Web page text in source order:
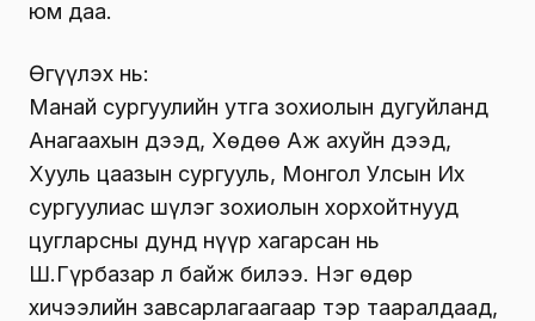
юм даа.
Өгүүлэх нь:
Манай сургуулийн утга зохиолын дугуйланд
Анагаахын дээд, Хөдөө Аж ахуйн дээд,
Хууль цаазын сургууль, Монгол Улсын Их
сургуулиас шүлэг зохиолын хорхойтнууд
цугларсны дунд нүүр хагарсан нь
Ш.Гүрбазар л байж билээ. Нэг өдөр
хичээлийн завсарлагаагаар тэр тааралдаад,